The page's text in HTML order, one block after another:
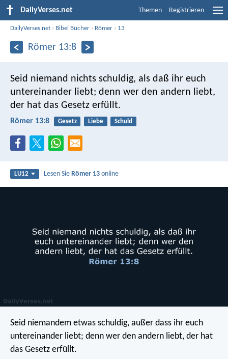
DailyVerses.net Themen Registrieren
DailyVerses.net › Bibel Bücher › Römer › 13
Römer 13:8
Seid niemand nichts schuldig, als daß ihr euch
untereinander liebt; denn wer den andern liebt,
der hat das Gesetz erfüllt.
Römer 13:8 Gesetz Liebe Schuld
LU12 Lesen SieRömer 13 online
Seid niemandem etwas schuldig, außer dass ihr euch
untereinander liebt; denn wer den andern liebt, der hat
das Gesetz erfüllt.